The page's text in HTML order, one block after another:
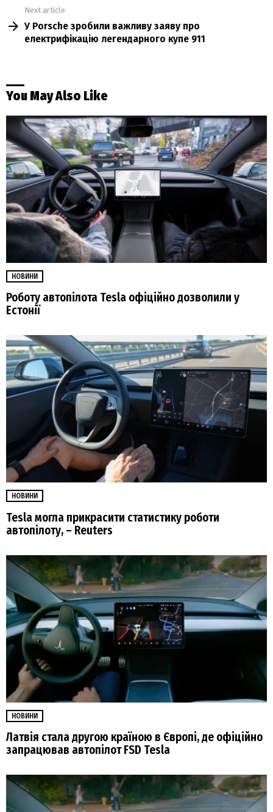
Next article
У Porsche зробили важливу заяву про
електрифікацію легендарного купе 911
You May Also Like
НОВИНИ
Роботу автопілота Tesla офіційно дозволили у
Естонії
НОВИНИ
Tesla могла прикрасити статистику роботи
автопілоту, – Reuters
НОВИНИ
Латвія стала другою країною в Європі, де офіційно
запрацював автопілот FSD Tesla